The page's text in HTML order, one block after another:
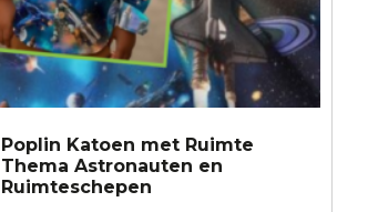
Poplin Katoen met Ruimte
Thema Astronauten en
Ruimteschepen